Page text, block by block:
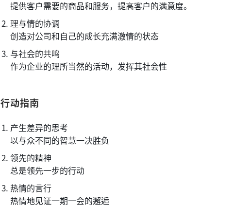
提供客户需要的商品和服务，提高客户的满意度。
理与情的协调
创造对公司和自己的成长充满激情的状态
与社会的共鸣
作为企业的理所当然的活动，发挥其社会性
行动指南
产生差异的思考
以与众不同的智慧一决胜负
领先的精神
总是领先一步的行动
热情的言行
热情地见证一期一会的邂逅